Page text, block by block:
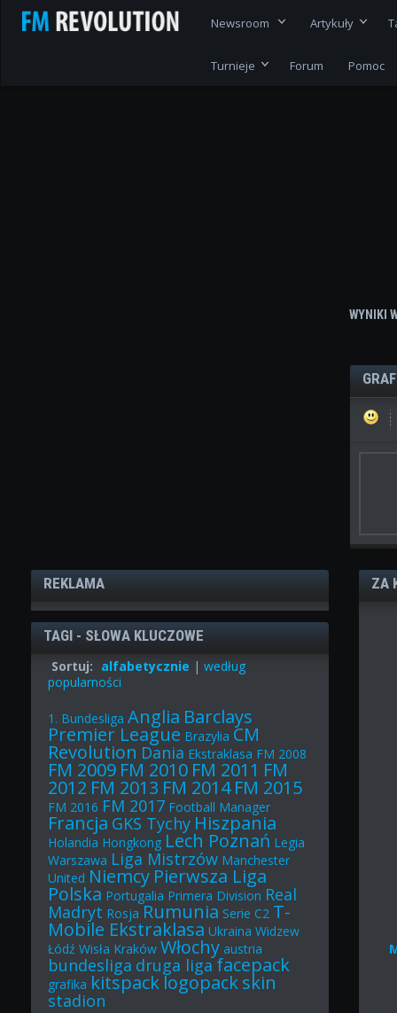
Newsroom Artykuły
Turnieje Forum Pomoc
WYNIKI
REKLAMA
TAGI - SŁOWA KLUCZOWE
Sortuj: alfabetycznie |według
popularności
1. Bundesliga Anglia Barclays
Premier League Brazylia CM
Revolution Dania Ekstraklasa FM 2008
FM 2009 FM 2010 FM 2011 FM
2012 FM 2013 FM 2014 FM 2015
FM 2016 FM 2017 Football Manager
Francja GKS Tychy Hiszpania
Holandia Hongkong Lech Poznań Legia
Warszawa Liga Mistrzów Manchester
United Niemcy Pierwsza Liga
Polska Portugalia Primera Division Real
Madryt Rosja Rumunia Serie C2 T-
Mobile Ekstraklasa Ukraina Widzew
Łódź Wisła Kraków Włochy austria
bundesliga druga ligafacepack
grafika kitspacklogopackskin
stadion
ZA